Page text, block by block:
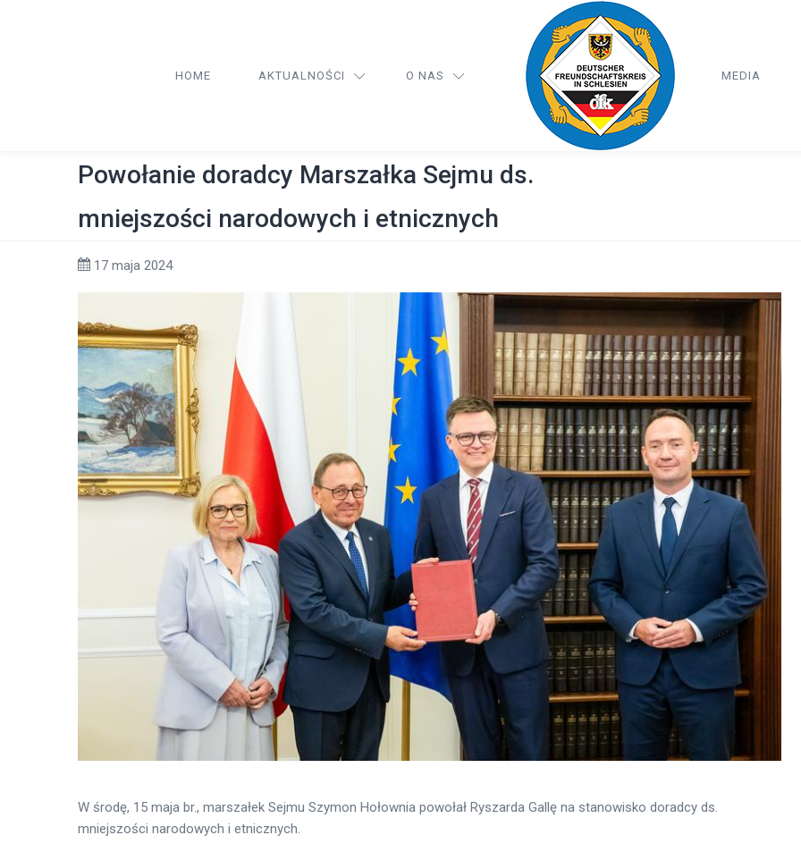
HOME AKTUALNOŚCI O NAS MEDIA
Powołanie doradcy Marszałka Sejmu ds.
mniejszości narodowych i etnicznych
17 maja 2024
W środę, 15 maja br., marszałek Sejmu Szymon Hołownia powołał Ryszarda Gallę na stanowisko doradcy ds.
mniejszości narodowych i etnicznych.